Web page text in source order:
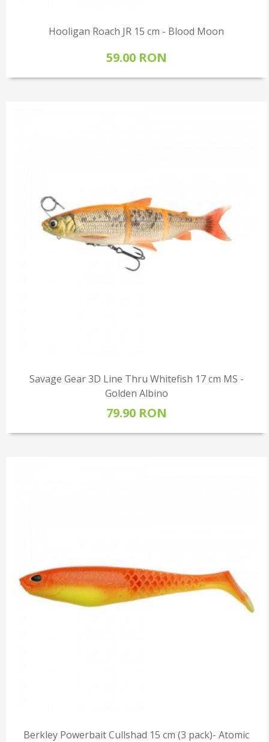
Hooligan Roach JR 15 cm - Blood Moon
59.00 RON
Savage Gear 3D Line Thru Whitefish 17 cm MS -
Golden Albino
79.90 RON
Berkley Powerbait Cullshad 15 cm (3 pack)- Atomic